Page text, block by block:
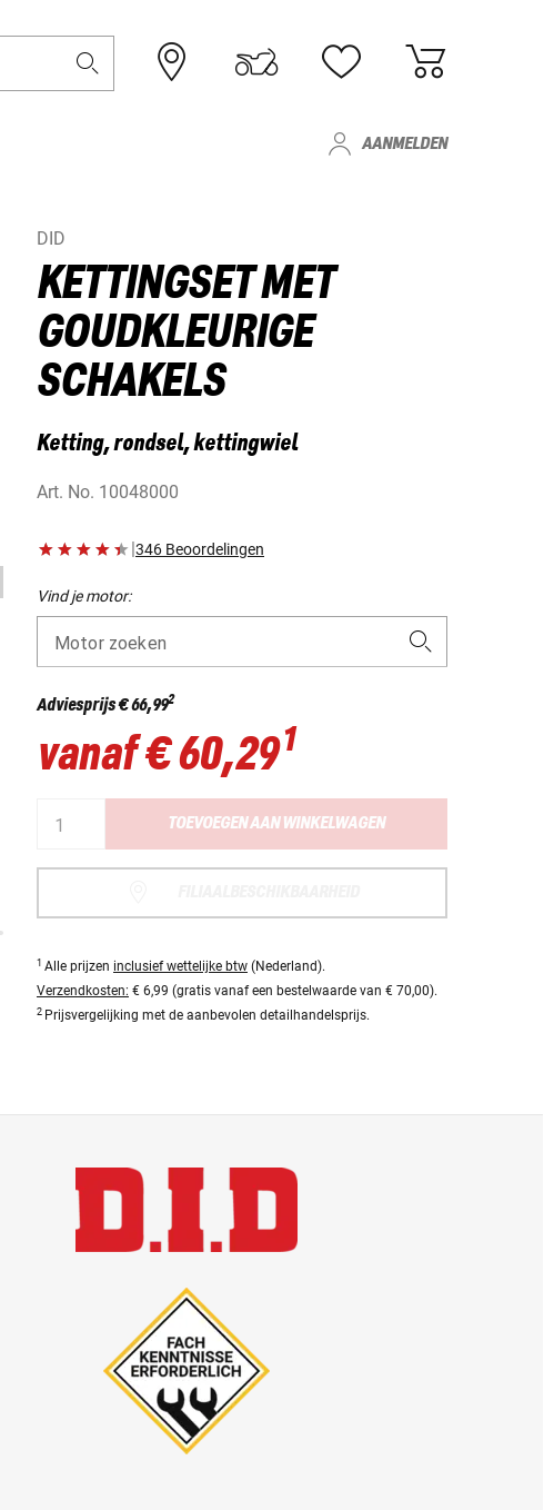
AANMELDEN
DID
KETTINGSET MET
GOUDKLEURIGE
SCHAKELS
Ketting, rondsel, kettingwiel
Art. No. 10048000
|346 Beoordelingen
Vind je motor:
Motor zoeken
Adviesprijs€ 66,992
vanaf€ 60,291
TOEVOEGEN AAN WINKELWAGEN
1 Alle prijzen inclusief wettelijke btw (Nederland).
Verzendkosten: € 6,99 (gratis vanaf een bestelwaarde van € 70,00).
2 Prijsvergelijking met de aanbevolen detailhandelsprijs.